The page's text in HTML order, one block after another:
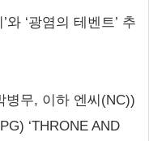
‘광염의 테벤트’ 추
병무, 이하 엔씨(NC))
‘THRONE AND